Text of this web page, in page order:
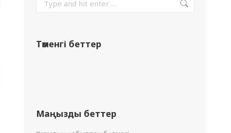
Төменгі беттер
Маңызды беттер